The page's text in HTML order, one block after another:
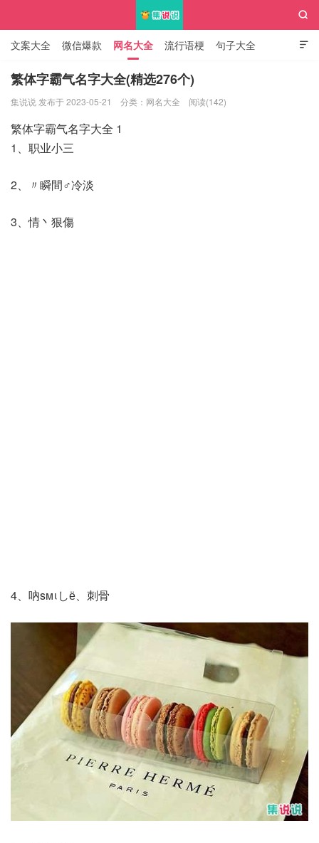

文案大全 微信爆款 网名大全 流行语梗 句子大全
知识大全

繁体字霸气名字大全(精选276个)
集说说 发布于 2023-05-21 分类： 网名大全 阅读(142)
繁体字霸气名字大全 1
1、职业小三
2、〃瞬間♂冷淡
3、情丶狠傷
4、吶sмιしё、刺骨